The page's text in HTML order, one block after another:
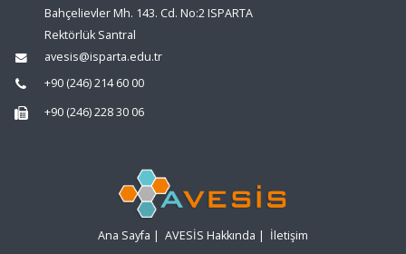
Bahçelievler Mh. 143. Cd. No:2 ISPARTA
Rektörlük Santral
avesis@isparta.edu.tr
+90 (246) 214 60 00
+90 (246) 228 30 06
Ana Sayfa | AVESİS Hakkında | İletişim